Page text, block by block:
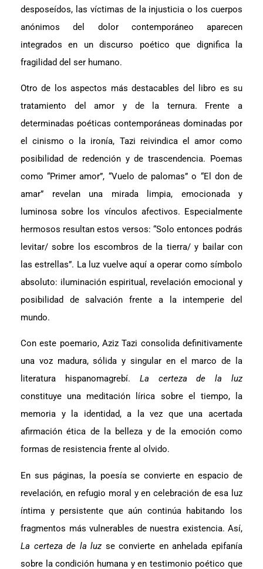
desposeídos, las víctimas de la injusticia o los cuerpos
anónimos del dolor contemporáneo aparecen
integrados en un discurso poético que dignifica la
fragilidad del ser humano.
Otro de los aspectos más destacables del libro es su
tratamiento del amor y de la ternura. Frente a
determinadas poéticas contemporáneas dominadas por
el cinismo o la ironía, Tazi reivindica el amor como
posibilidad de redención y de trascendencia. Poemas
como “Primer amor”, “Vuelo de palomas” o “El don de
amar” revelan una mirada limpia, emocionada y
luminosa sobre los vínculos afectivos. Especialmente
hermosos resultan estos versos: “Solo entonces podrás
levitar/ sobre los escombros de la tierra/ y bailar con
las estrellas”. La luz vuelve aquí a operar como símbolo
absoluto: iluminación espiritual, revelación emocional y
posibilidad de salvación frente a la intemperie del
mundo.
Con este poemario, Aziz Tazi consolida definitivamente
una voz madura, sólida y singular en el marco de la
literatura hispanomagrebí. La certeza de la luz
constituye una meditación lírica sobre el tiempo, la
memoria y la identidad, a la vez que una acertada
afirmación ética de la belleza y de la emoción como
formas de resistencia frente al olvido.
En sus páginas, la poesía se convierte en espacio de
revelación, en refugio moral y en celebración de esa luz
íntima y persistente que aún continúa habitando los
fragmentos más vulnerables de nuestra existencia. Así,
La certeza de la luz se convierte en anhelada epifanía
sobre la condición humana y en testimonio poético que